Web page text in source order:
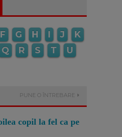
F G H I J
K
Q R S T
U
PUNE O ÎNTREBARE
copil la fel ca pe